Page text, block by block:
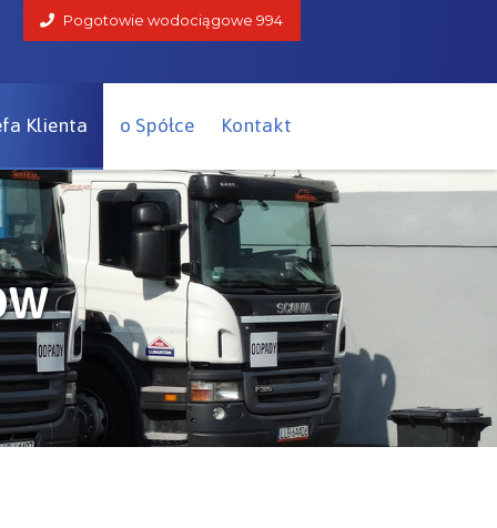
Pogotowie wodociągowe 994
Klienta o Spółce Kontakt